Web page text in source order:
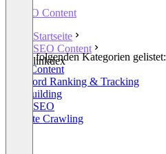
SEO Content
Startseite
SEO Content
linkdex
In den folgenden Kategorien gelistet:
SEO Content
Keyword Ranking & Tracking
Linkbuilding
Local SEO
Website Crawling